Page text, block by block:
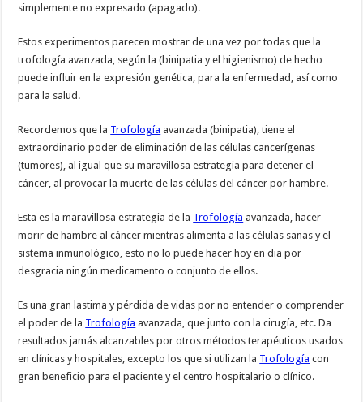
simplemente no expresado (apagado).
Estos experimentos parecen mostrar de una vez por todas que la
trofología avanzada, según la (binipatia y el higienismo) de hecho
puede influir en la expresión genética, para la enfermedad, así como
para la salud.
Recordemos que la Trofología avanzada (binipatia), tiene el
extraordinario poder de eliminación de las células cancerígenas
(tumores), al igual que su maravillosa estrategia para detener el
cáncer, al provocar la muerte de las células del cáncer por hambre.
Esta es la maravillosa estrategia de la Trofología avanzada, hacer
morir de hambre al cáncer mientras alimenta a las células sanas y el
sistema inmunológico, esto no lo puede hacer hoy en dia por
desgracia ningún medicamento o conjunto de ellos.
Es una gran lastima y pérdida de vidas por no entender o comprender
el poder de la Trofología avanzada, que junto con la cirugía, etc. Da
resultados jamás alcanzables por otros métodos terapéuticos usados
en clínicas y hospitales, excepto los que si utilizan la Trofología con
gran beneficio para el paciente y el centro hospitalario o clínico.